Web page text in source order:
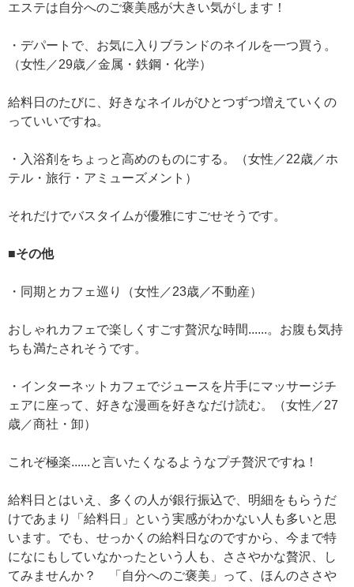
エステは自分へのご褒美感が大きい気がします！
・デパートで、お気に入りブランドのネイルを一つ買う。
（女性／29歳／金属・鉄鋼・化学）
給料日のたびに、好きなネイルがひとつずつ増えていくの
っていいですね。
・入浴剤をちょっと高めのものにする。（女性／22歳／ホ
テル・旅行・アミューズメント）
それだけでバスタイムが優雅にすごせそうです。
■その他
・同期とカフェ巡り（女性／23歳／不動産）
おしゃれカフェで楽しくすごす贅沢な時間......。お腹も気持
ちも満たされそうです。
・インターネットカフェでジュースを片手にマッサージチ
ェアに座って、好きな漫画を好きなだけ読む。（女性／27
歳／商社・卸）
これぞ極楽......と言いたくなるようなプチ贅沢ですね！
給料日とはいえ、多くの人が銀行振込で、明細をもらうだ
けであまり「給料日」という実感がわかない人も多いと思
います。でも、せっかくの給料日なのですから、今まで特
になにもしていなかったという人も、ささやかな贅沢、し
てみませんか？ 「自分へのご褒美」って、ほんのささや